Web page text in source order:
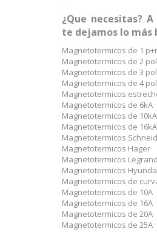
¿Que necesitas?
te dejamos lo más
Magnetotermicos de 1
Magnetotermicos de 2
Magnetotermicos de 3
Magnetotermicos de 4
Magnetotermicos
Magnetotermicos de 6kA
Magnetotermicos de 10kA
Magnetotermicos de 16kA
Magnetotermicos
Magnetotermicos Hager
Magnetotermicos Legrand
Magnetotermicos
Magnetotermicos de
Magnetotermicos de 10A
Magnetotermicos de 16A
Magnetotermicos de 20A
Magnetotermicos de 25A